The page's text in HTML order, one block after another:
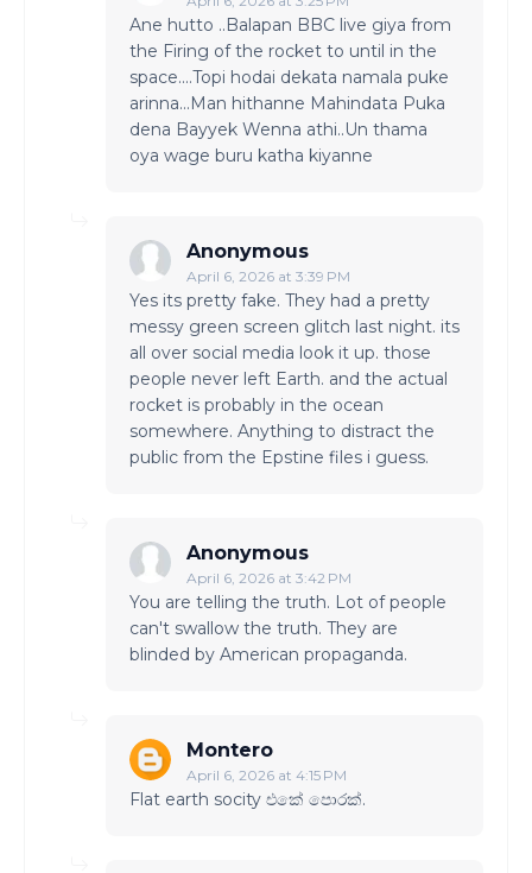
Ane hutto ..Balapan BBC live giya from
the Firing of the rocket to until in the
space....Topi hodai dekata namala puke
arinna...Man hithanne Mahindata Puka
dena Bayyek Wenna athi..Un thama
oya wage buru katha kiyanne
Anonymous
April 6, 2026 at 3:39 PM
Yes its pretty fake. They had a pretty
messy green screen glitch last night. its
all over social media look it up. those
people never left Earth. and the actual
rocket is probably in the ocean
somewhere. Anything to distract the
public from the Epstine files i guess.
Anonymous
April 6, 2026 at 3:42 PM
You are telling the truth. Lot of people
can't swallow the truth. They are
blinded by American propaganda.
Montero
April 6, 2026 at 4:15 PM
Flat earth socity එකේ පොරක්.